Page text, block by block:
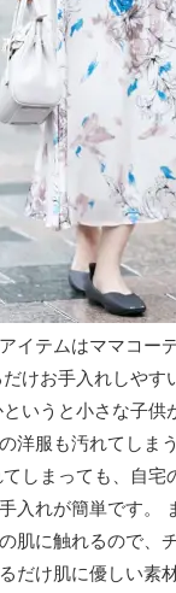
イテムはママコー
洋服も汚れてしま
です。 また、抱っこした時に
肌に触れるので、
だけ肌に優しい素